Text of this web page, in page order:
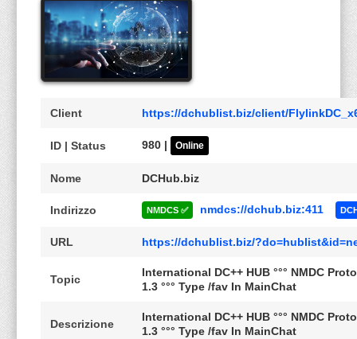
Client https://dchublist.biz/client/
ID | Status 980 | Online
Nome DCHub.biz
Indirizzo NMDCS ✅ nmdcs://dchub.biz:411
URL https://dchublist.biz/
Topic
International DC++ HUB °°° NMDC
1.3 °°° Type /fav In MainChat
Descrizione
International DC++ HUB °°° NMDC
1.3 °°° Type /fav In MainChat